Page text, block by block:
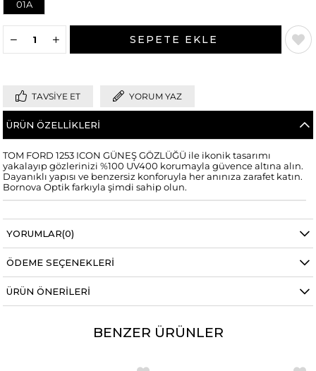
01A
TAVSIYE ET YORUM YAZ
ÜRÜN ÖZELLIKLERI
TOM FORD 1253 ICON GÜNEŞ GÖZLÜĞÜ ile ikonik tasarımı
yakalayıp gözlerinizi %100 UV400 korumayla güvence altına alın.
Dayanıklı yapısı ve benzersiz konforuyla her anınıza zarafet katın.
Bornova Optik farkıyla şimdi sahip olun.
YORUMLAR(0)
ÖDEME SEÇENEKLERI
ÜRÜN ÖNERILERI
BENZER ÜRÜNLER